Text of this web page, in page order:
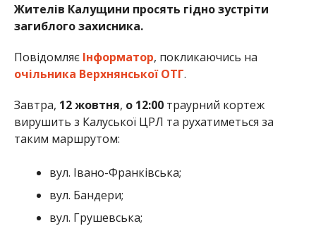
Жителів Калущини просять гідно зустріти
загиблого захисника.
Повідомляє Інформатор, покликаючись на
очільника Верхнянської ОТГ.
Завтра, 12 жовтня, о 12:00траурний кортеж
вирушить з Калуської ЦРЛ та рухатиметься за
таким маршрутом:
вул. Івано-Франківська;
вул. Бандери;
вул. Грушевська;